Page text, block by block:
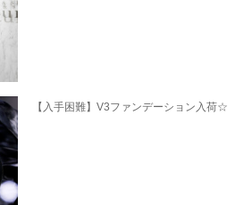
【入手困難】V3ファンデーション入荷☆